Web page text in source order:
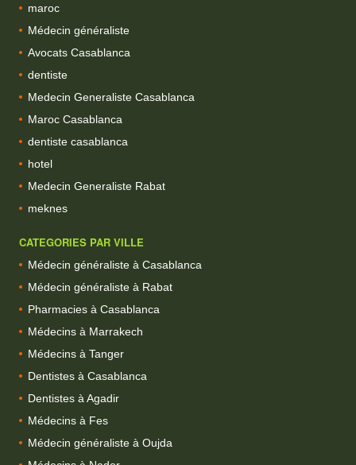
maroc
Médecin généraliste
Avocats Casablanca
dentiste
Medecin Generaliste Casablanca
Maroc Casablanca
dentiste casablanca
hotel
Medecin Generaliste Rabat
meknes
CATEGORIES PAR VILLE
Médecin généraliste à Casablanca
Médecin généraliste à Rabat
Pharmacies à Casablanca
Médecins à Marrakech
Médecins à Tanger
Dentistes à Casablanca
Dentistes à Agadir
Médecins à Fes
Médecin généraliste à Oujda